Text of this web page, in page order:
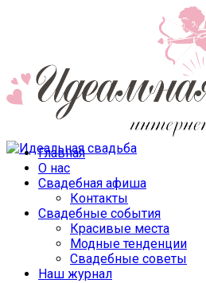
Главная
О нас
Свадебная афиша
Контакты
Свадебные события
Красивые места
Модные тенденции
Свадебные советы
Наш журнал